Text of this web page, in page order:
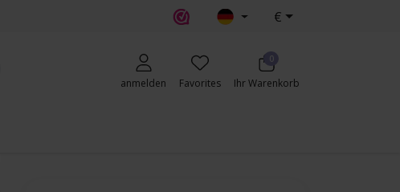
€
anmelden Favorites
0
Ihr Warenkorb